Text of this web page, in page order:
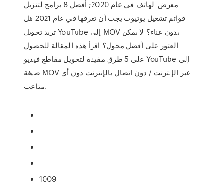
معرض الهاتف في عام 2020; أفضل 8 برامج لتنزيل
قوائم تشغيل يوتيوب يجب أن تعرفها في عام 2021 هل
تريد تحويل YouTube إلى MOV بدون عناء؟ لا يمكن
العثور على أفضل محول؟ اقرأ هذه المقالة للحصول
على 5 طرق مفيدة لتحويل مقاطع فيديو YouTube إلى
صيغة MOV عبر الإنترنت / دون اتصال بالإنترنت دون أي
متاعب.
1009